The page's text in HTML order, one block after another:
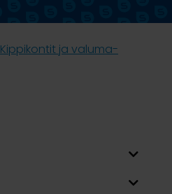
Kippikontit ja valuma-